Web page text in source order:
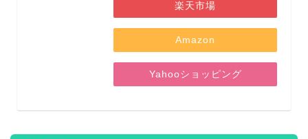
楽天市場
Amazon
Yahooショッピング